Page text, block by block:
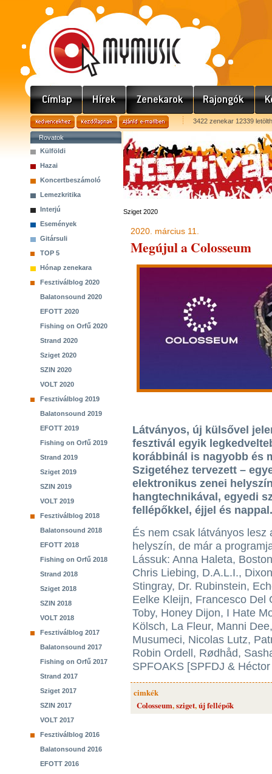
3422 zenekar 12339
Rovatok
Külföldi
Hazai
Koncertbeszámoló
Lemezkritika
Interjú
Események
Gitársuli
TOP 5
Hónap zenekara
Fesztiválblog 2020
Balatonsound 2020
EFOTT 2020
Fishing on Orfű 2020
Strand 2020
Sziget 2020
SZIN 2020
VOLT 2020
Fesztiválblog 2019
Balatonsound 2019
EFOTT 2019
Fishing on Orfű 2019
Strand 2019
Sziget 2019
SZIN 2019
VOLT 2019
Fesztiválblog 2018
Balatonsound 2018
EFOTT 2018
Fishing on Orfű 2018
Strand 2018
Sziget 2018
SZIN 2018
VOLT 2018
Fesztiválblog 2017
Balatonsound 2017
Fishing on Orfű 2017
Strand 2017
Sziget 2017
SZIN 2017
VOLT 2017
Fesztiválblog 2016
Balatonsound 2016
EFOTT 2016
Sziget 2020
2020. március 11.
Megújul a Colosseum
Látványos, új külsővel
fesztivál egyik
korábbinál is nagyobb és
Szigetéhez tervezett –
elektronikus zenei
hangtechnikával, egyedi
fellépőkkel, éjjel és nappal.
És nem csak látványos lesz
helyszín, de már a
Lássuk: Anna Haleta,
Chris Liebing, D.A.L.I.,
Stingray, Dr. Rubinstein,
Eelke Kleijn, Francesco Del
Toby, Honey Dijon, I Hate
Kölsch, La Fleur, Manni
Musumeci, Nicolas Lutz,
Robin Ordell, Rødhåd,
SPFOAKS [SPFDJ &
cimkék
Colosseum,sziget,új fellépők